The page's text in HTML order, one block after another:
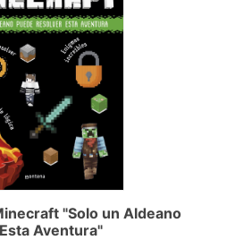
"Solo un Aldeano
Aventura"